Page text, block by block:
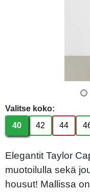
Valitse koko:
40
42 44
Elegantit Taylor
muotoilulla sekä
housut! Mallissa